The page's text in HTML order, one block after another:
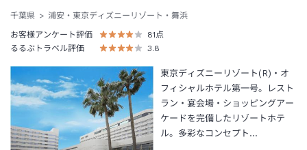
千葉県
浦安・東京ディズニーリゾート・舞浜
お客様アンケート評価
81点
るるぶトラベル評価
3.8
東京ディズニーリゾート(R)・オ
フィシャルホテル第一号。レスト
ラン・宴会場・ショッピングアー
ケードを完備したリゾートホテ
ル。多彩なコンセプト…